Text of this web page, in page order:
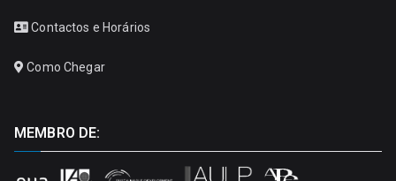
Contactos e Horários
Como Chegar
MEMBRO DE: